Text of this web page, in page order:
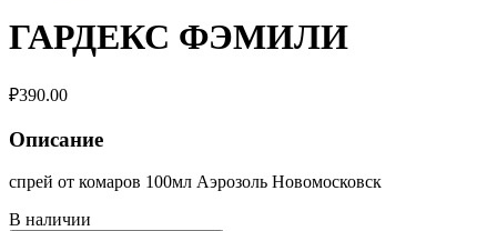
ГАРДЕКС ФЭМИЛИ
₽390.00
Описание
спрей от комаров 100мл Аэрозоль Новомосковск
В наличии